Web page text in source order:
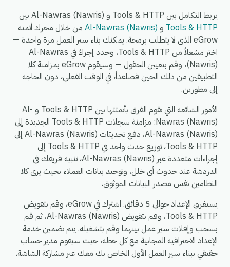
يربط التكامل بين Tools & HTTP و Al-Nawras (Nawris) بين
Tools & HTTP و Al-Nawras (Nawris) من خلال محرك أتمتة
eGrow الذي لا يتطلب برمجة. يمكنك بناء سير العمل مرة واحدة —
اختر مشغلاً من Tools & HTTP، وحدد إجراءً في Al-Nawras
(Nawris)، وقم بتعيين الحقول — وسيقوم eGrow بمزامنة كلا
التطبيقين من ذلك الحين فصاعداً، في الوقت الفعلي، دون الحاجة
إلى مطورين.
الأمور الشائعة التي تقوم الفرق بأتمتتها بين Tools & HTTP و Al-
Nawras (Nawris): مزامنة سجلات Tools & HTTP الجديدة إلى
Al-Nawras (Nawris)، دفع تحديثات Al-Nawras (Nawris) إلى
Tools & HTTP، توزيع حدث واحد في Tools & HTTP إلى
إجراءات متعددة عبر Al-Nawras (Nawris)، تنبيه فريقك في
الدردشة عند حدوث أي خلل، وتوحيد بيانات العملاء بحيث يرى كلا
النظامين نفس مصدر البيانات الموثوق.
يستغرق الإعداد حوالي 5 دقائق. اشترك في eGrow، وقم بتفويض
Tools & HTTP، وقم بتفويض Al-Nawras (Nawris)، ثم قم
بسحب وإفلات سير عمل بينهما وقم بتشغيله. يتم تضمين خدمة
الإعداد الاحترافية المجانية مع كل خطة، حيث سيقوم مدير حساب
حقيقي ببناء سير العمل الأول الخاص بك معك عبر مشاركة الشاشة.